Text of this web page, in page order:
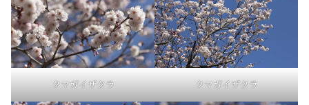
クマガイザクラ クマガイザクラ